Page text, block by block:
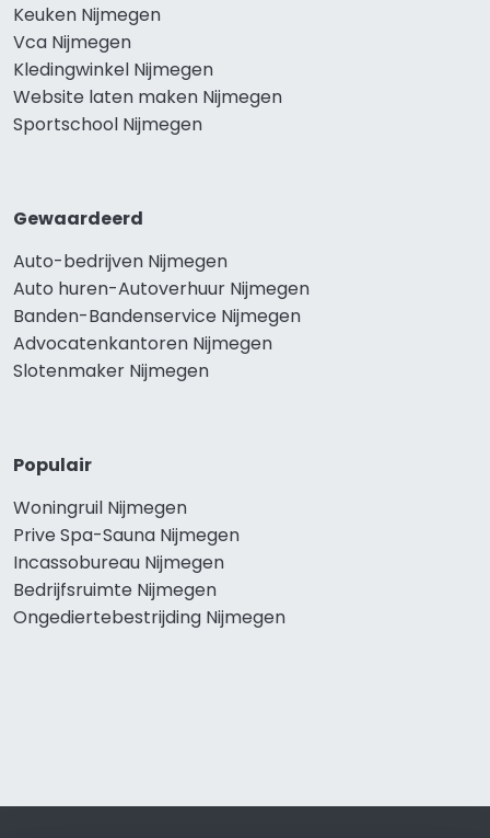
Keuken Nijmegen
Vca Nijmegen
Kledingwinkel Nijmegen
Website laten maken Nijmegen
Sportschool Nijmegen
Gewaardeerd
Auto-bedrijven Nijmegen
Auto huren-Autoverhuur Nijmegen
Banden-Bandenservice Nijmegen
Advocatenkantoren Nijmegen
Slotenmaker Nijmegen
Populair
Woningruil Nijmegen
Prive Spa-Sauna Nijmegen
Incassobureau Nijmegen
Bedrijfsruimte Nijmegen
Ongediertebestrijding Nijmegen